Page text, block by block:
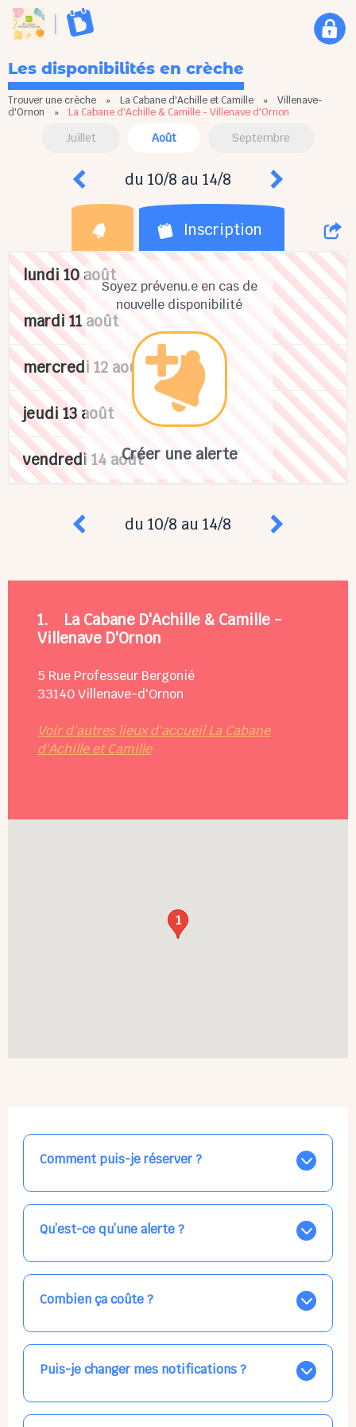
Les disponibilités en crèche
Trouver une crèche » La Cabane d'Achille et Camille » Villenave-
d'Ornon » La Cabane d'Achille & Camille - Villenave d'Ornon
Juillet Août Septembre
du 10/8 au 14/8
Inscription
Soyez prévenu.e en cas de
nouvelle disponibilité
Créer une alerte
lundi 10 août
mardi 11 août
mercredi 12 août
jeudi 13 août
vendredi 14 août
du 10/8 au 14/8
1. La Cabane D'Achille & Camille -
Villenave D'Ornon
5 Rue Professeur Bergonié
33140 Villenave-d'Ornon
Voir d'autres lieux d'accueil La Cabane
d'Achille et Camille
1
Comment puis-je réserver ?
Nos places libres au quotidien sont affichées jour par
jour dans le calendrier ci-dessus, EN BLEU. Tapez sur
celle qui vous intéresse, choisissez vos horaires, et la
confirmation est immédiate ! Vos accueils
Qu’est-ce qu’une alerte ?
Vous avez besoin d'une solution d'accueil pour une
date précise, ou pour un jour régulier dans la semaine,
mais les places disponibles EN BLEU ne correspondent
pas ? Créez une alerte ponctuelle ou récurrente, ainsi
Combien ça coûte ?
Votre accueil est normalement facturé par la direction
de la crèche, en fin de mois, selon votre taux horaire
habituel. N'hésitez pas à confirmer directement avec
l'équipe lors de la prochaine visite !
Puis-je changer mes notifications ?
Dans votre profil (bouton bleu en haut à droite), vous
pouvez choisir de recevoir les alertes et confirmations